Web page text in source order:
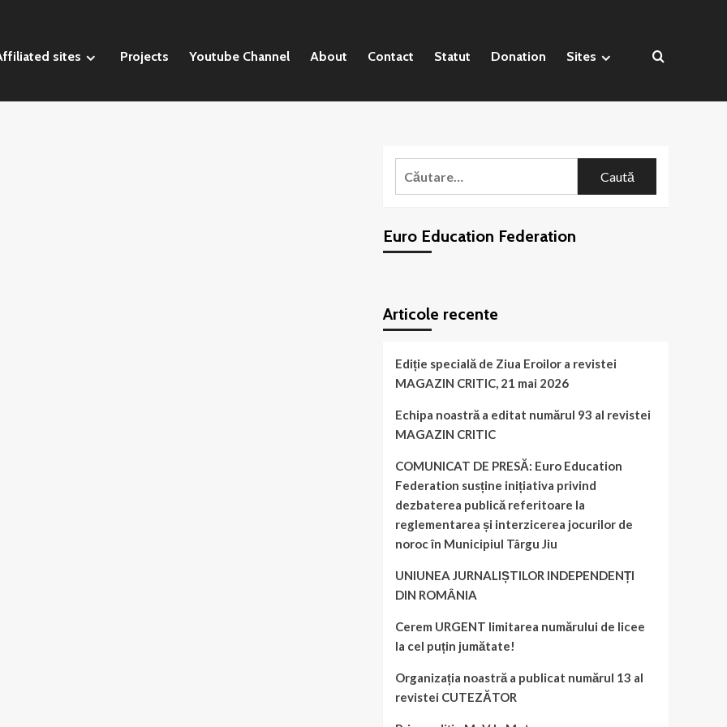
sites Projects Youtube Channel About Contact Statut Donation Sites
Caută
Euro Education Federation
Articole recente
Ediție specială de Ziua Eroilor a revistei
MAGAZIN CRITIC, 21 mai 2026
Echipa noastră a editat numărul 93 al revistei
MAGAZIN CRITIC
COMUNICAT DE PRESĂ: Euro Education
Federation susține inițiativa privind
dezbaterea publică referitoare la
reglementarea și interzicerea jocurilor de
noroc în Municipiul Târgu Jiu
UNIUNEA JURNALIȘTILOR INDEPENDENȚI
DIN ROMÂNIA
Cerem URGENT limitarea numărului de licee
la cel puțin jumătate!
Organizația noastră a publicat numărul 13 al
revistei CUTEZĂTOR